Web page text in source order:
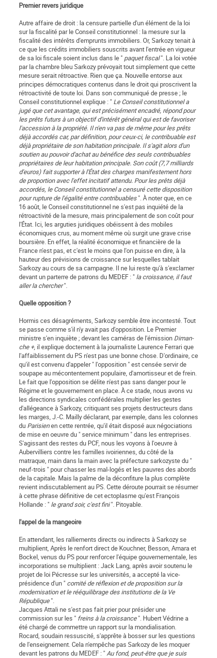
Premier revers juridique
Autre affaire de droit : la censure partielle d'un élément de la loi
sur la fiscalité par le Conseil constitutionnel : la mesure sur la
fiscalité des intérêts d'emprunts immobiliers. Or, Sarkozy tenait à
ce que les crédits immobiliers souscrits avant l'entrée en vigueur
de sa loi fiscale soient inclus dans le " paquet fiscal". La loi votée
par la chambre bleu Sarkozy prévoyait tout simplement que cette
mesure serait rétroactive. Rien que ça. Nouvelle entorse aux
principes démocratiques contenus dans le droit qui proscrivent la
rétroactivité de toute loi. Dans son communiqué de presse ; le
Conseil constitutionnel explique : " Le Conseil constitutionnel a
jugé que cet avantage, qui est précisément encadré, répond pour
les prêts futurs à un objectif d'intérêt général qui est de favoriser
l'accession à la propriété. Il n'en va pas de même pour les prêts
déjà accordés car, par définition, pour ceux-ci, le contribuable est
déjà propriétaire de son habitation principale. Il s'agit alors d'un
soutien au pouvoir d'achat au bénéfice des seuls contribuables
propriétaires de leur habitation principale. Son coût (7,7 milliards
d'euros) fait supporter à l'État des charges manifestement hors
de proportion avec l'effet incitatif attendu. Pour les prêts déjà
accordés, le Conseil constitutionnel a censuré cette disposition
pour rupture de l'égalité entre contribuables". À noter que, en ce
16 août, le Conseil constitutionnel ne s'est pas inquiété de la
rétroactivité de la mesure, mais principalement de son coût pour
l'État. Ici, les arguties juridiques obéissent à des mobiles
économiques crus, au moment même où surgit une grave crise
boursière. En effet, la réalité économique et financière de la
France n'est pas, et c'est le moins que l'on puisse en dire, à la
hauteur des prévisions de croissance sur lesquelles tablait
Sarkozy au cours de sa campagne. Il ne lui reste qu'à s'exclamer
devant un parterre de patrons du MEDEF : " la croissance, il faut
aller la chercher".
Quelle opposition ?
Hormis ces désagréments, Sarkozy semble être incontesté. Tout
se passe comme s'il n'y avait pas d'opposition. Le Premier
ministre s'en inquiète ; devant les caméras de l'émission Diman­
che +, il explique doctement à la journaliste Laurence Ferrari que
l'affaiblissement du PS n'est pas une bonne chose. D'ordinaire, ce
qu'il est convenu d'appeler " l'opposition " est censée servir de
soupape au mécontentement populaire, d'amortisseur et de frein.
Le fait que l'opposition se délite n'est pas sans danger pour le
Régime et le gouvernement en place. À ce stade, nous avons vu
les directions syndicales confédérales multiplier les gestes
d'allégeance à Sarkozy, critiquant ses projets destructeurs dans
les marges, J.-C. Mailly déclarant, par exemple, dans les colonnes
du Parisienen cette rentrée, qu'il était disposé aux négociations
de mise en oeuvre du " service minimum " dans les entreprises.
S'agissant des restes du PCF, nous les voyons à l'oeuvre à
Aubervilliers contre les familles ivoiriennes, du côté de la
matraque, main dans la main avec la préfecture sarkozyste du "
neuf-trois " pour chasser les mal-logés et les pau­vres des abords
de la capitale. Mais la palme de la déconfiture la plus complète
revient indiscutablement au PS. Cette déroute pourrait se résumer
à cette phrase définitive de cet ectoplasme qu'est François
Hollande : " le grand soir, c'est fini". Pitoyable.
l'appel de la mangeoire
En attendant, les ralliements directs ou indirects à Sarkozy se
multiplient, Après le renfort direct de Kouchner, Besson, Amara et
Bockel, venus du PS pour renforcer l'équipe gouvernementale, les
incorporations se multiplient : Jack Lang, après avoir soutenu le
projet de loi Pécresse sur les universités, a accepté la vice-
présidence d'un " comité de réflexion et de proposition sur la
modernisation et le rééquilibrage des institutions de la Ve
République".
Jacques Attali ne s'est pas fait prier pour présider une
commission sur les " freins à la croissance". Hubert Védrine a
été chargé de commettre un rapport sur la mondialisation.
Rocard, soudain ressuscité, s'apprête à bosser sur les questions
de l'enseignement. Cela n'empêche pas Sarkozy de les moquer
devant les patrons du MEDEF : "Au fond, peut-être que je suis